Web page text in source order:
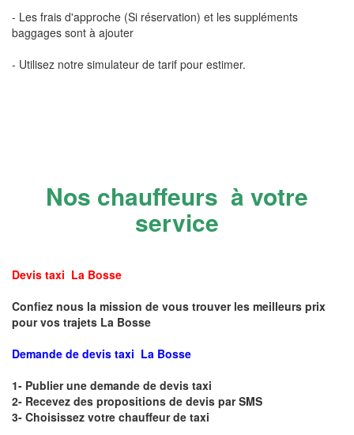
- Les frais d'approche (Si réservation) et les suppléments
baggages sont à ajouter
- Utilisez notre simulateur de tarif pour estimer.
Nos chauffeurs à votre
service
Devis taxi La Bosse
Confiez nous la mission de vous trouver les meilleurs prix
pour vos trajets La Bosse
Demande de devis taxi La Bosse
1- Publier une demande de devis taxi
2- Recevez des propositions de devis par SMS
3- Choisissez votre chauffeur de taxi